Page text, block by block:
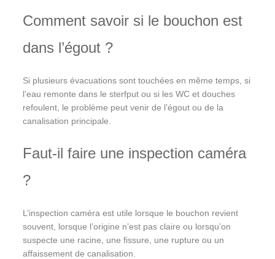
Comment savoir si le bouchon est
dans l’égout ?
Si plusieurs évacuations sont touchées en même temps, si
l’eau remonte dans le sterfput ou si les WC et douches
refoulent, le problème peut venir de l’égout ou de la
canalisation principale.
Faut-il faire une inspection caméra
?
L’inspection caméra est utile lorsque le bouchon revient
souvent, lorsque l’origine n’est pas claire ou lorsqu’on
suspecte une racine, une fissure, une rupture ou un
affaissement de canalisation.